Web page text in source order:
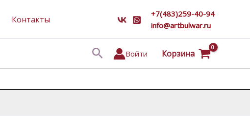
Контакты
+7(483)259-40-94
info@artbulwar.ru
ПоискВойти Корзина